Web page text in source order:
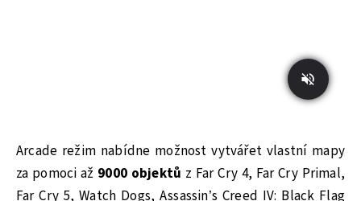
Arcade režim nabídne možnost vytvářet vlastní mapy
za pomoci až 9000 objektů z Far Cry 4, Far Cry Primal,
Far Cry 5, Watch Dogs, Assassin’s Creed IV: Black Flag